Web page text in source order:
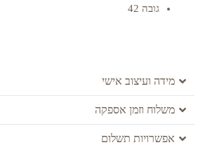
גובה 42
מידה ועיצוב אישי
משלוח וזמן אספקה
אפשרויות תשלום